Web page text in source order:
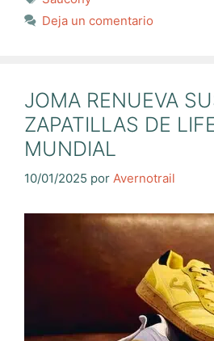
Deja un comentario
JOMA RENUEVA
ZAPATILLAS DE
MUNDIAL
10/01/2025 por Avernotrail